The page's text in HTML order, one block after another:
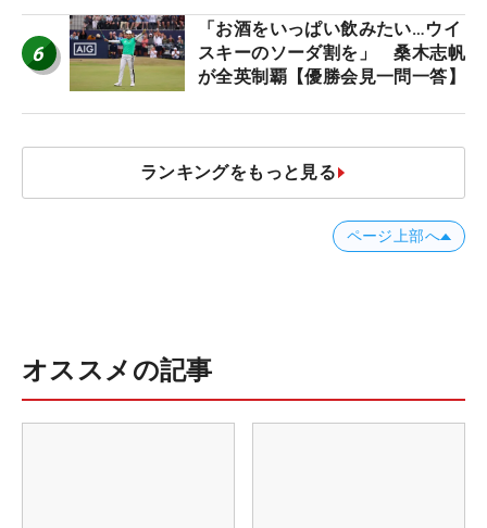
6
「お酒をいっぱい飲みたい…ウイ
スキーのソーダ割を」 桑木志帆
が全英制覇【優勝会見一問一答】
ランキングをもっと見る
ページ上部へ
オススメの記事